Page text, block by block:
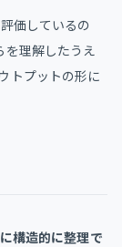
価しているの
理解したうえ
トプットの形に
構造的に整理で